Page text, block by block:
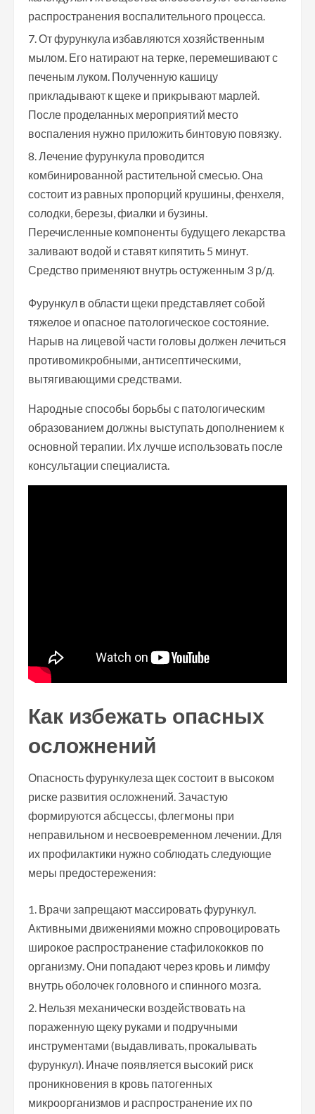
распространения воспалительного процесса.
От фурункула избавляются хозяйственным
мылом. Его натирают на терке, перемешивают с
печеным луком. Полученную кашицу
прикладывают к щеке и прикрывают марлей.
После проделанных мероприятий место
воспаления нужно приложить бинтовую повязку.
Лечение фурункула проводится
комбинированной растительной смесью. Она
состоит из равных пропорций крушины, фенхеля,
солодки, березы, фиалки и бузины.
Перечисленные компоненты будущего лекарства
заливают водой и ставят кипятить 5 минут.
Средство применяют внутрь остуженным 3 р/д.
Фурункул в области щеки представляет собой
тяжелое и опасное патологическое состояние.
Нарыв на лицевой части головы должен лечиться
противомикробными, антисептическими,
вытягивающими средствами.
Народные способы борьбы с патологическим
образованием должны выступать дополнением к
основной терапии. Их лучше использовать после
консультации специалиста.
Как избежать опасных
осложнений
Опасность фурункулеза щек состоит в высоком
риске развития осложнений. Зачастую
формируются абсцессы, флегмоны при
неправильном и несвоевременном лечении. Для
их профилактики нужно соблюдать следующие
меры предостережения:
Врачи запрещают массировать фурункул.
Активными движениями можно спровоцировать
широкое распространение стафилококков по
организму. Они попадают через кровь и лимфу
внутрь оболочек головного и спинного мозга.
Нельзя механически воздействовать на
пораженную щеку руками и подручными
инструментами (выдавливать, прокалывать
фурункул). Иначе появляется высокий риск
проникновения в кровь патогенных
микроорганизмов и распространение их по